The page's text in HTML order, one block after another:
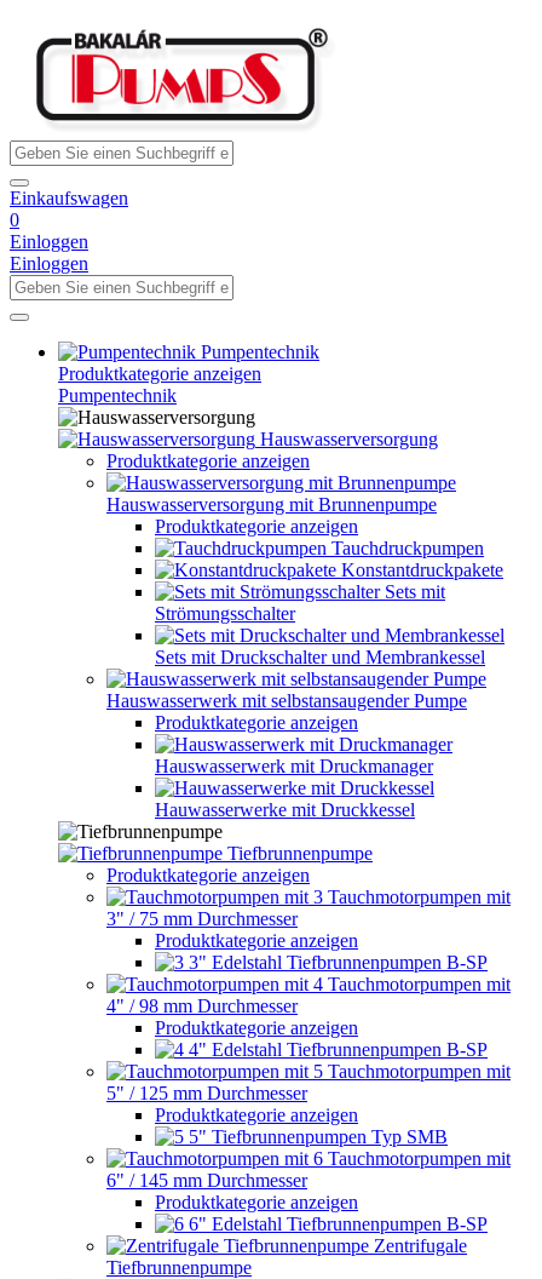
Einkaufswagen
0
Einloggen
Einloggen
Pumpentechnik
Produktkategorie anzeigen
Pumpentechnik
Hauswasserversorgung
Produktkategorie anzeigen
Hauswasserversorgung mit Brunnenpumpe
Produktkategorie anzeigen
Tauchdruckpumpen
Konstantdruckpakete
Sets mit
Strömungsschalter
Sets mit Druckschalter und Membrankessel
Hauswasserwerk mit selbstansaugender Pumpe
Produktkategorie anzeigen
Hauswasserwerk mit Druckmanager
Hauwasserwerke mit Druckkessel
Tiefbrunnenpumpe
Produktkategorie anzeigen
Tauchmotorpumpen mit
3" / 75 mm Durchmesser
Produktkategorie anzeigen
3" Edelstahl Tiefbrunnenpumpen B-SP
Tauchmotorpumpen mit
4" / 98 mm Durchmesser
Produktkategorie anzeigen
4" Edelstahl Tiefbrunnenpumpen B-SP
Tauchmotorpumpen mit
5" / 125 mm Durchmesser
Produktkategorie anzeigen
5" Tiefbrunnenpumpen Typ SMB
Tauchmotorpumpen mit
6" / 145 mm Durchmesser
Produktkategorie anzeigen
6" Edelstahl Tiefbrunnenpumpen B-SP
Zentrifugale
Tiefbrunnenpumpe